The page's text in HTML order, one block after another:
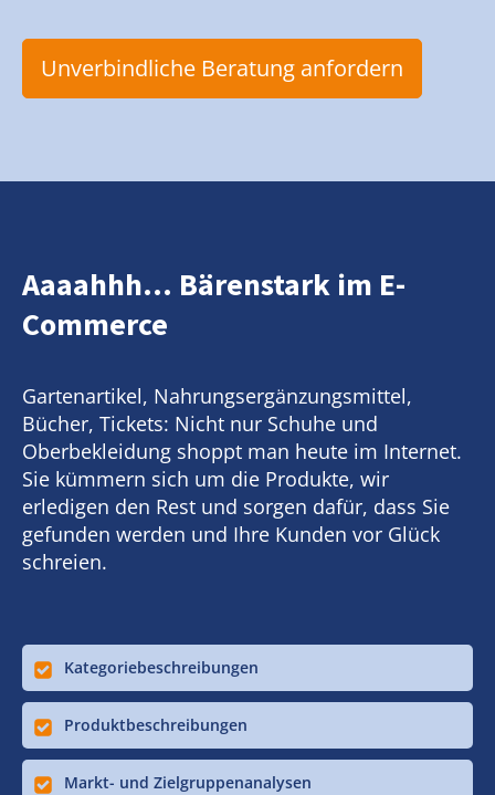
Unverbindliche Beratung anfordern
Aaaahhh... Bärenstark im E-
Commerce
Gartenartikel, Nahrungsergänzungsmittel,
Bücher, Tickets: Nicht nur Schuhe und
Oberbekleidung shoppt man heute im Internet.
Sie kümmern sich um die Produkte, wir
erledigen den Rest und sorgen dafür, dass Sie
gefunden werden und Ihre Kunden vor Glück
schreien.
Kategoriebeschreibungen
Produktbeschreibungen
Markt- und Zielgruppenanalysen